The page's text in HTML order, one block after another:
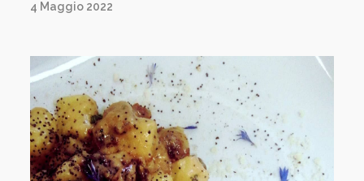
4 Maggio 2022